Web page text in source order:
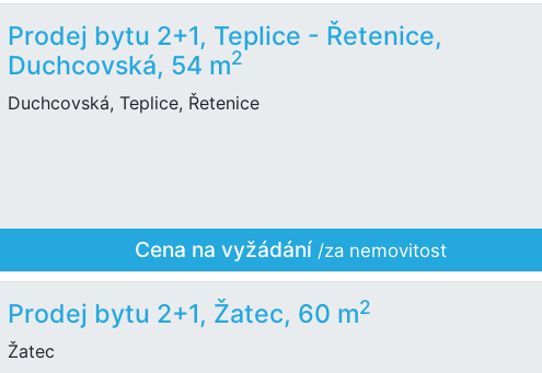
Prodej bytu 2+1, Teplice - Řetenice,
Duchcovská, 54 m2
Duchcovská, Teplice, Řetenice
Cena na vyžádání /za nemovitost
Prodej bytu 2+1, Žatec, 60 m2
Žatec